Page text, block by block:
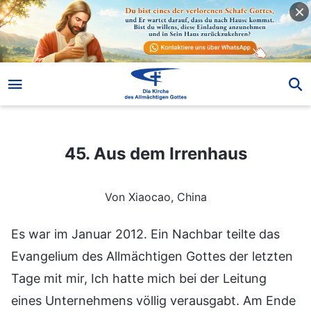
45. Aus dem Irrenhaus
Von Xiaocao, China
Es war im Januar 2012. Ein Nachbar teilte das
Evangelium des Allmächtigen Gottes der letzten
Tage mit mir, Ich hatte mich bei der Leitung
eines Unternehmens völlig verausgabt. Am Ende